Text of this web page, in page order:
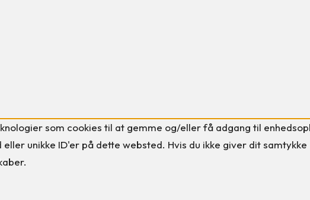
som cookies til at gemme og/eller få adgang til
unikke ID'er på dette websted. Hvis du ikke giver dit